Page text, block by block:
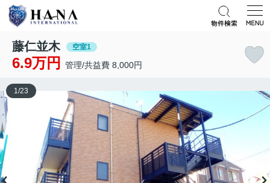
藤仁並木 空室1
6.9万円 管理/共益費 8,000円
1/23